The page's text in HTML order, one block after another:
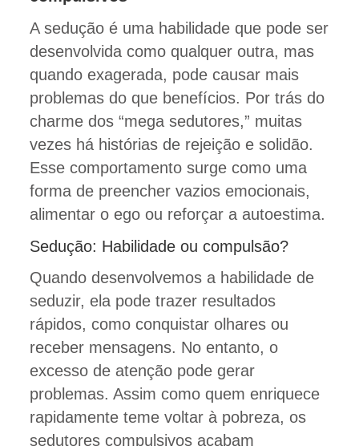
A sedução é uma habilidade que pode ser
desenvolvida como qualquer outra, mas
quando exagerada, pode causar mais
problemas do que benefícios. Por trás do
charme dos “mega sedutores,” muitas
vezes há histórias de rejeição e solidão.
Esse comportamento surge como uma
forma de preencher vazios emocionais,
alimentar o ego ou reforçar a autoestima.
Sedução: Habilidade ou compulsão?
Quando desenvolvemos a habilidade de
seduzir, ela pode trazer resultados
rápidos, como conquistar olhares ou
receber mensagens. No entanto, o
excesso de atenção pode gerar
problemas. Assim como quem enriquece
rapidamente teme voltar à pobreza, os
sedutores compulsivos acabam